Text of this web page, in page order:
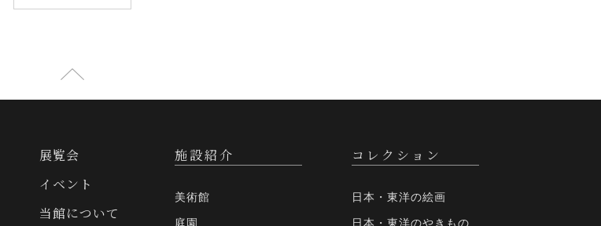
展覧会
イベント
当館について
施設紹介
美術館
庭園
コレクション
日本・東洋の絵画
日本・東洋のやきもの